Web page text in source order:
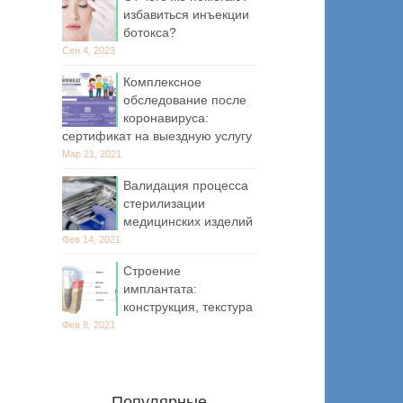
избавиться инъекции
ботокса?
Сен 4, 2023
Комплексное
обследование после
коронавируса:
сертификат на выездную услугу
Мар 21, 2021
Валидация процесса
стерилизации
медицинских изделий
Фев 14, 2021
Строение
имплантата:
конструкция, текстура
Фев 8, 2021